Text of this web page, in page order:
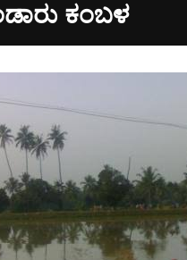
ಕಂಬಳ